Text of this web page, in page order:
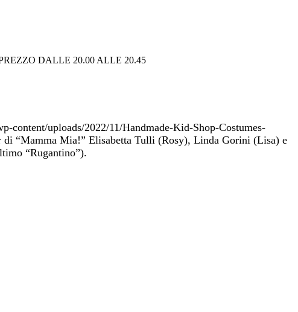
DALLE 20.00 ALLE 20.45
content/uploads/2022/11/Handmade-Kid-Shop-Costumes-
“Mamma Mia!” Elisabetta Tulli (Rosy), Linda Gorini (Lisa) e
“Rugantino”).